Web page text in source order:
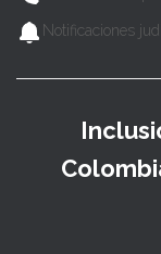
Notificaciones